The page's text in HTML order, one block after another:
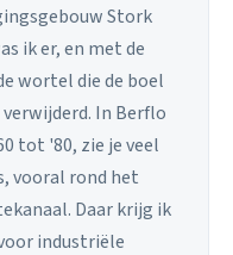
Stork
ik er, en met de
wortel die de boel
In Berflo
tot '80, zie je veel
vooral rond het
Daar krijg ik
industriële